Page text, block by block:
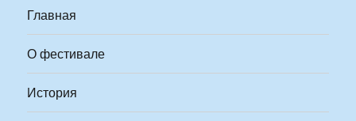
Главная
О фестивале
История